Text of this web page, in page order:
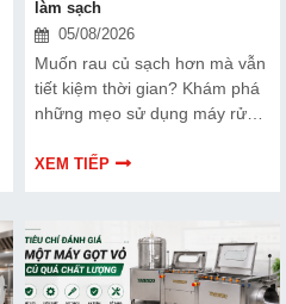
làm sạch
05/08/2026
Muốn rau củ sạch hơn mà vẫn
tiết kiệm thời gian? Khám phá
những mẹo sử dụng máy rửa
tăng hiệu quả làm sạch, loại bỏ
XEM TIẾP